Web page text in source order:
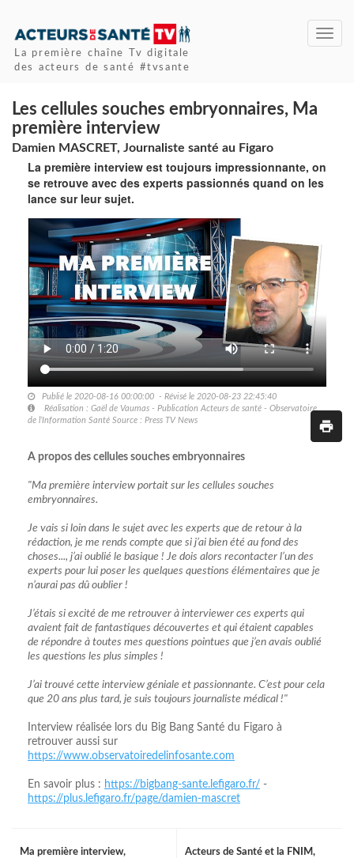
La première chaîne Tv digitale
des acteurs de santé #tvsante
Les cellules souches embryonnaires, Ma
première interview
Damien MASCRET, Journaliste santé au Figaro
La première interview est toujours impressionnante, on
se retrouve avec des experts passionnés quand on les
lance sur leur sujet.
Publié le 2020-08-16 00:00:00 - Révisé le 2020-08-23 22:45:40
Réalisation : Gaël de Vaumas - Publication Acteurs de santé - Observatoire
de l’Information Santé Source : Press TV News
A propos des cellules souches embryonnaires
"Ma première interview portait sur les cellules souches
embryonnaires.
Je vais si loin dans le sujet avec les experts que de retour à la
rédaction, je me rends compte que si j’ai bien été au fond des
choses..., j’ai oublié le basique ! Je dois alors recontacter l’un des
experts pour lui poser les quelques questions élémentaires que je
n’aurai pas dû oublier !
J’étais si excité de me retrouver à interviewer ces experts qui
avaient fait de fantastiques découvertes et qui étaient capables
de répondre à toutes mes questions pointues que j’en avais oublié
les questions les plus simples !
J’ai trouvé cette interview géniale et passionnante. C’est pour cela
que 20 ans plus tard, je suis toujours journaliste médical !"
Interview réalisée lors du Big Bang Santé du Figaro à
retrouver aussi sur
https://www.observatoiredelinfosante.com
En savoir plus : https://bigbang-sante.lefigaro.fr/ -
https://plus.lefigaro.fr/page/damien-mascret
Acteurs de Santé et la FNIM,
Ma première interview,